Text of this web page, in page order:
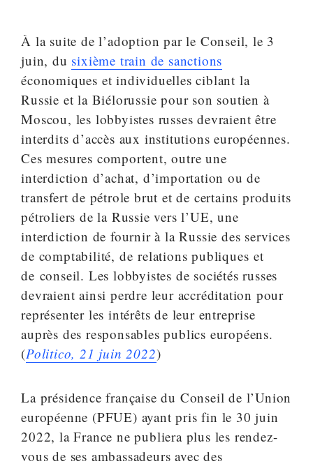
À la suite de l’adoption par le Conseil, le 3
juin, du sixième train de sanctions
économiques et individuelles ciblant la
Russie et la Biélorussie pour son soutien à
Moscou, les lobbyistes russes devraient être
interdits d’accès aux institutions européennes.
Ces mesures comportent, outre une
interdiction d’achat, d’importation ou de
transfert de pétrole brut et de certains produits
pétroliers de la Russie vers l’UE, une
interdiction de fournir à la Russie des services
de comptabilité, de relations publiques et
de conseil. Les lobbyistes de sociétés russes
devraient ainsi perdre leur accréditation pour
représenter les intérêts de leur entreprise
auprès des responsables publics européens.
(Politico, 21 juin 2022)
La présidence française du Conseil de l’Union
européenne (PFUE) ayant pris fin le 30 juin
2022, la France ne publiera plus les rendez-
vous de ses ambassadeurs avec des